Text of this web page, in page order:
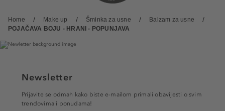
Home Make up Šminka za usne
Balzam za usne
POJAČAVA BOJU - HRANI - POPUNJAVA
Newsletter
Prijavite se odmah kako biste e-mailom primali obavijesti o svim
trendovima i ponudama!